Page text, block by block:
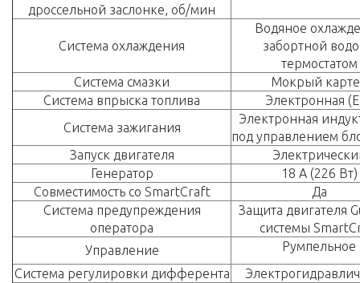
дроссельной заслонке, об/мин
Система охлаждения
Водяное
забортной
термостатом
Система смазки
Мокрый
Система впрыска топлива
Электронная
Система зажигания
Электронная
под управлением
Запуск двигателя
Генератор
18 А (226 Вт)
Совместимость со SmartCraft
Да
Система предупреждения
оператора
Защита двигателя
системы
Управление
Румпельное
Система регулировки дифферента